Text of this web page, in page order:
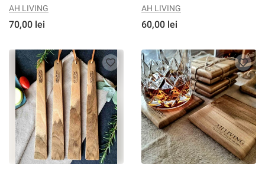
AH LIVING
70,00 lei
AH LIVING
60,00 lei